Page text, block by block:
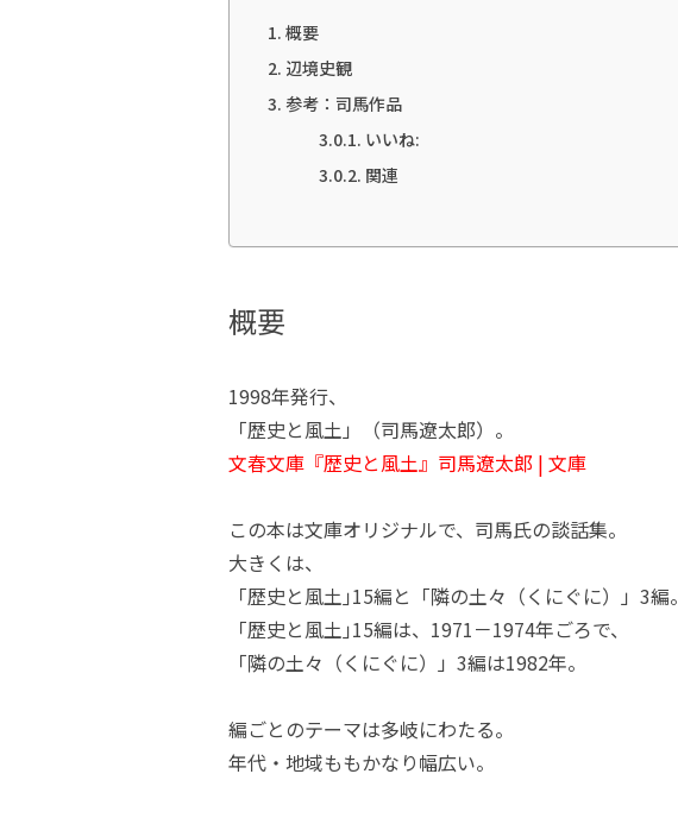
概要
辺境史観
参考：司馬作品
いいね:
関連
概要
1998年発行、
「歴史と風土」（司馬遼太郎）。
文春文庫『歴史と風土』司馬遼太郎 | 文庫
この本は文庫オリジナルで、司馬氏の談話集。
大きくは、
「歴史と風土｣15編と「隣の土々（くにぐに）」3編。
「歴史と風土｣15編は、1971－1974年ごろで、
「隣の土々（くにぐに）」3編は1982年。
編ごとのテーマは多岐にわたる。
年代・地域ももかなり幅広い。